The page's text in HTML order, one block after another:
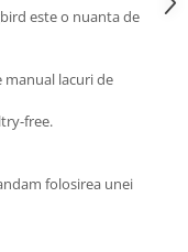
este o nuanta de
manual lacuri de
free.
folosirea unei